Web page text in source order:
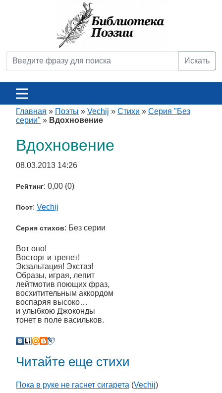
Искать
Главная » Поэты » Vechij » Стихи » Серия "Без
серии" » Вдохновение
Вдохновение
08.03.2013 14:26
Рейтинг: 0,00 (0)
Поэт: Vechij
Серия стихов: Без серии
Вот оно!
Восторг и трепет!
Экзальтация! Экстаз!
Образы, играя, лепит
лейтмотив поющих фраз,
восхитительным аккордом
воспаряя высоко…
и улыбкою Джоконды
тонет в поле васильков.
Читайте еще стихи
Пока в руке не гаснет сигарета (Vechij)